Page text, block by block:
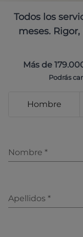
Todos los
meses.
Más de
Podrás
Hombre
Nombre *
Apellidos *